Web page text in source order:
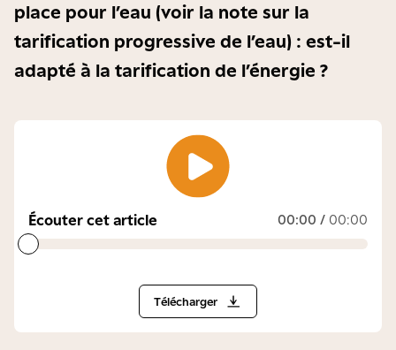
place pour l’eau (voir la note sur la
tarification progressive de l’eau) : est-il
adapté à la tarification de l’énergie ?
Écouter cet article 00:00 / 00:00
Télécharger